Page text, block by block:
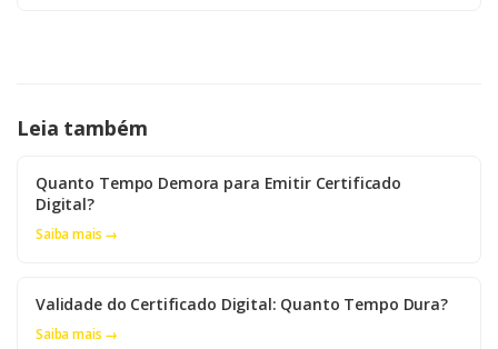
Leia também
Quanto Tempo Demora para Emitir Certificado
Digital?
Saiba mais →
Validade do Certificado Digital: Quanto Tempo Dura?
Saiba mais →